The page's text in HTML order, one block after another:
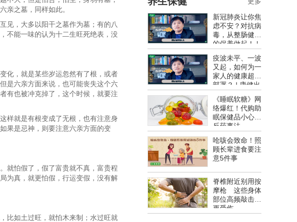
亲之墓，同样如此。
见，大多以阳干之墓作为墓；有的八
不能一味的认为十二生旺死绝表，没
化，就是某些岁运忽然有了根，或者
是六亲方面来说，也可能丧失这个六
有也被冲克掉了，这个时候，就要注
样就是有根变成了无根，也有注意身
果是忌神，则要注意六亲方面的变
就怕假了，假了富贵就不真，富贵程
为真，就更怕假，行运变假，没有解
比如土过旺，就怕木来制；水过旺就
新冠肺炎让你焦
虑不安？对抗病
毒，从整肠健胃
的保养做起！ |
疫波未平、一波
又起，如何为一
家人的健康超前
部署？ | 康健出
《睡眠软糖》网
络爆红！代购助
眠保健品小心违
反药事法
呛咳会致命！照
顾长辈进食要注
意5件事
脊椎附近别用按
摩枪 这些身体
部位高频敲击反
更受伤